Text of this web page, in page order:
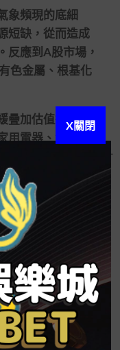
頻現的底細
短缺，從而造成
反應到A股市場，
色金屬、根基化
加估值進入高
電器、食物飲
房企債務違約引
融、銀行板塊本
動性
以為，組織性公
消退的底細下，
，來歲資本面
外資、險資等長
X關閉